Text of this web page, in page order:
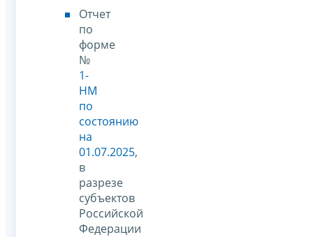
Отчет
по
форме
№
1-
НМ
по
состоянию
на
01.07.2025,
в
разрезе
субъектов
Российской
Федерации